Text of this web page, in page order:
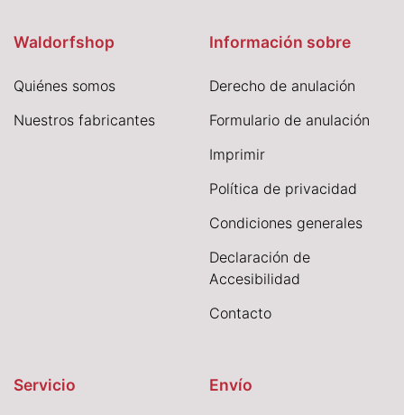
Waldorfshop
Quiénes somos
Nuestros fabricantes
Información sobre
Derecho de anulación
Formulario de anulación
Imprimir
Política de privacidad
Condiciones generales
Declaración de
Accesibilidad
Contacto
Servicio Envío